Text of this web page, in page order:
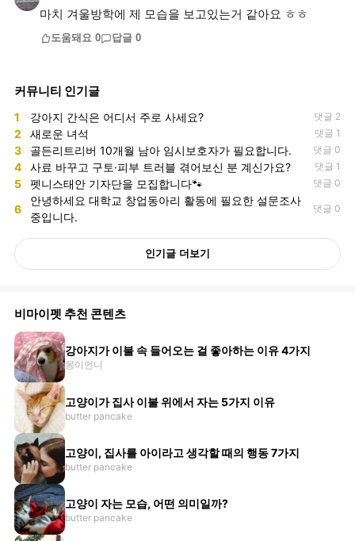
마치 겨울방학에 제 모습을 보고있는거 같아요 ㅎㅎ
도움돼요 0 답글 0
커뮤니티 인기글
1 강아지 간식은 어디서 주로 사세요? 댓글 2
2 새로운 녀석 댓글 1
3 골든리트리버 10개월 남아 임시보호자가 필요합니다. 댓글 0
4 사료 바꾸고 구토·피부 트러블 겪어보신 분 계신가요? 댓글 1
5 펫니스태안 기자단을 모집합니다🐾 댓글 0
6
안녕하세요 대학교 창업동아리 활동에 필요한 설문조사
중입니다.
댓글 0
인기글 더보기
비마이펫 추천 콘텐츠
강아지가 이불 속 들어오는 걸 좋아하는 이유 4가지
몽이언니
고양이가 집사 이불 위에서 자는 5가지 이유
butter pancake
고양이, 집사를 아이라고 생각할 때의 행동 7가지
butter pancake
고양이 자는 모습, 어떤 의미일까?
butter pancake